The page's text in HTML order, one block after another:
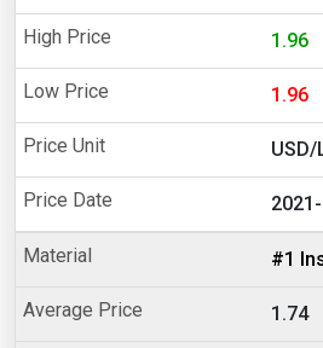
1.96
1.96
USD/
#1
1.74